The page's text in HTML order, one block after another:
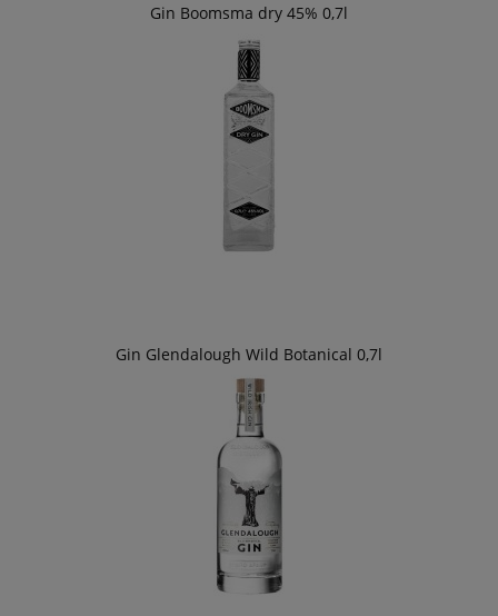
Gin Boomsma dry 45% 0,7l
Gin Glendalough Wild Botanical 0,7l